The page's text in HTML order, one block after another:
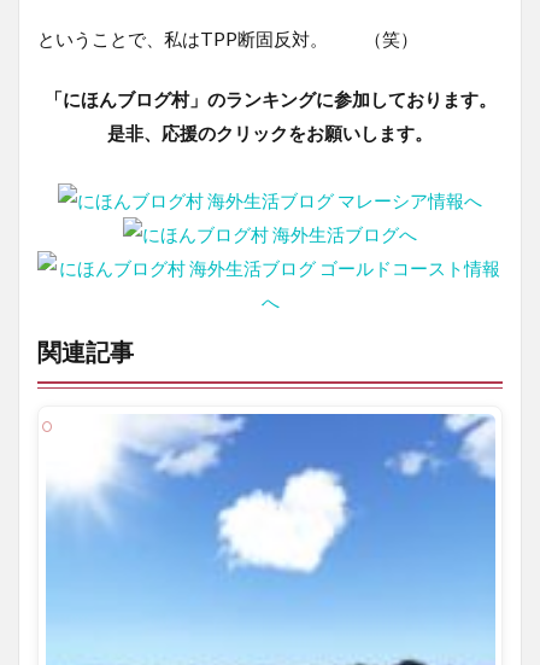
ということで、私はTPP断固反対。 （笑）
「にほんブログ村」のランキングに参加しております。
是非、応援のクリックをお願いします。
関連記事